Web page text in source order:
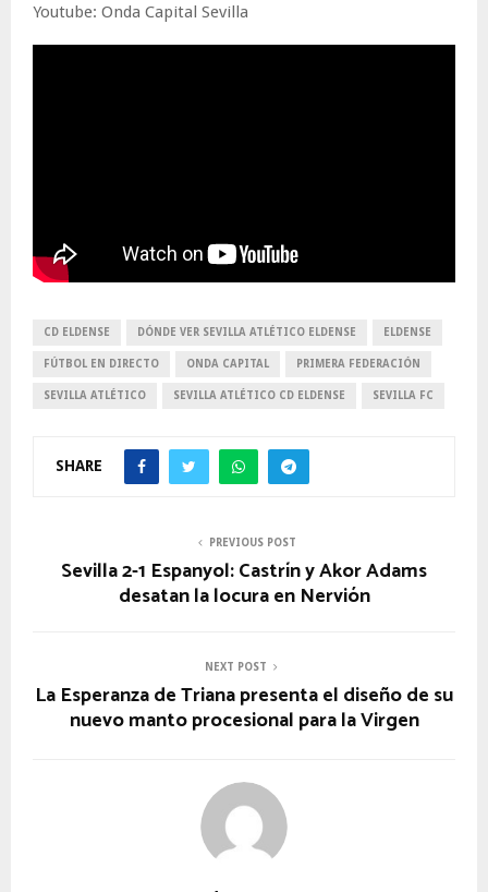
Youtube: Onda Capital Sevilla
CD ELDENSE DÓNDE VER SEVILLA ATLÉTICO ELDENSE ELDENSE
FÚTBOL EN DIRECTO ONDA CAPITAL PRIMERA FEDERACIÓN
SEVILLA ATLÉTICO SEVILLA ATLÉTICO CD ELDENSE SEVILLA FC
SHARE
PREVIOUS POST
Sevilla 2-1 Espanyol: Castrín y Akor Adams
desatan la locura en Nervión
NEXT POST
La Esperanza de Triana presenta el diseño de su
nuevo manto procesional para la Virgen